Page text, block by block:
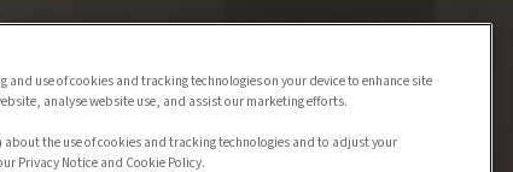
and use of cookies and tracking technologies on your device to enhance site
analyse website use, and assist our marketing efforts.
the use of cookies and tracking technologies and to adjust your
Privacy Notice and Cookie Policy.